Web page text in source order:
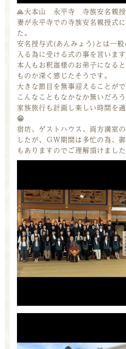
🙏大本山 永平寺 寺族安名親
妻が永平寺での寺族安名親授式
た。
安名授与式(あんみょう)とは一
入る為に受ける式の事を言います
本人もお釈迦様のお弟子になる
ものか深く感じたそうです。
大きな節目を無事迎えることがで
こんなこともなかなか無いだろ
家族旅行も計画し楽しい時間を
😁
宿坊、ゲストハウス、両方満室
したが、ＧＷ期間は多忙の為、
もありますのでご理解頂けまし